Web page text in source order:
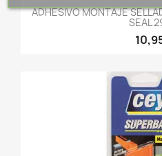
ADHESIVO MONTAJE
SEAL